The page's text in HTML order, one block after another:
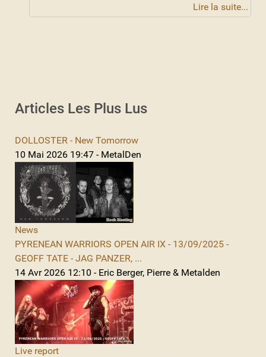
Lire la suite...
Articles Les Plus Lus
DOLLOSTER - New Tomorrow
10 Mai 2026 19:47 - MetalDen
News
PYRENEAN WARRIORS OPEN AIR IX - 13/09/2025 -
GEOFF TATE - JAG PANZER, ...
14 Avr 2026 12:10 - Eric Berger, Pierre & Metalden
Live report